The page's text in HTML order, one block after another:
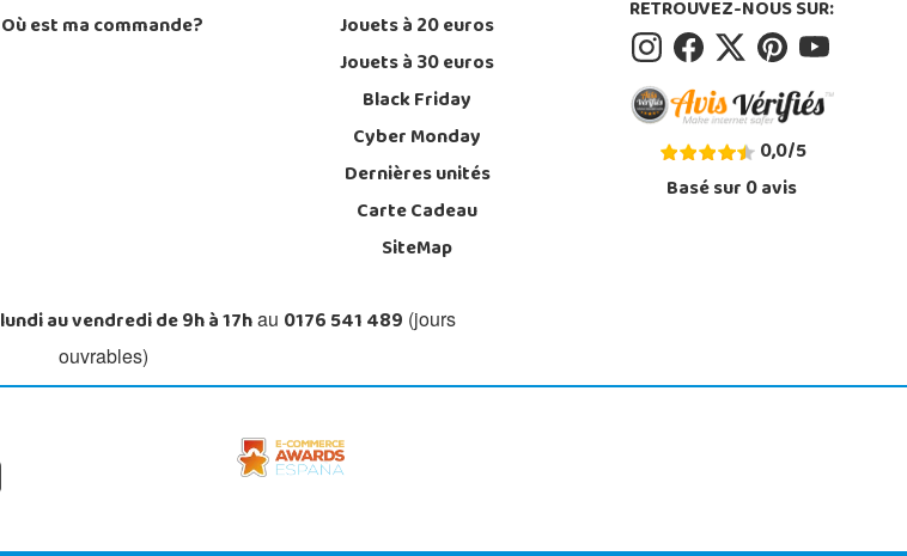
Où est ma commande?
Jouets à 20 euros
Jouets à 30 euros
Black Friday
Cyber Monday
Dernières unités
Carte Cadeau
SiteMap
RETROUVEZ-NOUS SUR:
0,0/5
Basé sur0avis
lundi au vendredi de 9h à 17hau 0176 541 489 (jours
ouvrables)